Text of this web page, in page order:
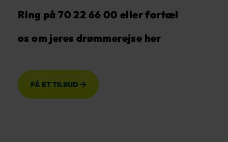
Ring på 70 22 66 00 eller fortæl
os om jeres drømmerejse her
FÅ ET TILBUD